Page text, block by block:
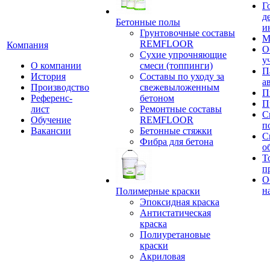
Компания
О компании
История
Производство
Референс-
лист
Обучение
Вакансии
Бетонные полы
Грунтовочные составы
REMFLOOR
Сухие упрочняющие
смеси (топпинги)
Составы по уходу за
свежевыложенным
бетоном
Ремонтные составы
REMFLOOR
Бетонные стяжки
Фибра для бетона
Полимерные краски
Эпоксидная краска
Антистатическая
краска
Полиуретановые
краски
Акриловая